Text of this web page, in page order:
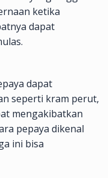
ketika
dapat
dapat
seperti kram perut,
mengakibatkan
pepaya dikenal
ini bisa